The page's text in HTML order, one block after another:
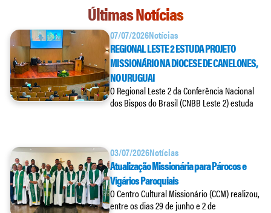
Últimas Notícias
07/07/2026Notícias
REGIONAL LESTE 2 ESTUDA PROJETO
MISSIONÁRIO NA DIOCESE DE CANELONES,
NO URUGUAI
O Regional Leste 2 da Conferência Nacional
dos Bispos do Brasil (CNBB Leste 2) estuda
03/07/2026Notícias
Atualização Missionária para Párocos e
Vigários Paroquiais
O Centro Cultural Missionário (CCM) realizou,
entre os dias 29 de junho e 2 de